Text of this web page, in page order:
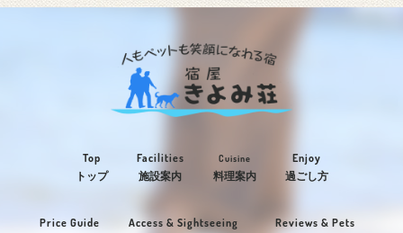
Top
トップ
Facilities
施設案内
Cuisine
料理案内
Enjoy
過ごし方
Price Guide Access & Sightseeing Reviews & Pets